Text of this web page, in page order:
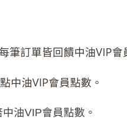
訂單皆回饋中油VIP會
中油VIP會員點數。
油VIP會員點數。